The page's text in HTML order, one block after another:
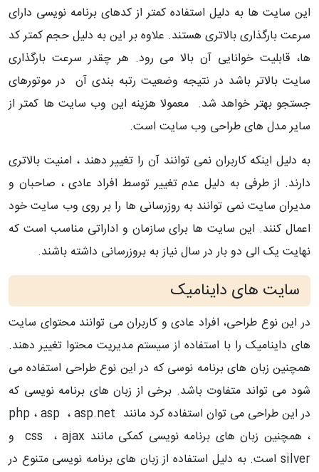
این سایت ها به دلیل استفاده کمتر از کدهای برنامه نویسی دارای
سرعت بارگذاری بالاتری هستند. علاوه بر این به دلیل حجم کمتر کد
ها، قابلیت خوانایی آن بالا می رود. هر چقدر سرعت بارگذاری
سایت بالاتر باشد در نتیجه وضعیت رتبه بندی آن در موتورهای
جستجو بهتر خواهد شد. معمولا هزینه این وب سایت ها کمتر از
سایر مدل های طراحی وب سایت است.
به دلیل اینکه کاربران نمی توانند آن را تغییر دهند ، امنیت بالاتری
دارند. از طرفی به دلیل عدم تغییر توسط افراد عادی ، صاحبان و
مدیران سایت نمی توانند به روزرسانی ها را بر روی وب سایت خود
اعمال کنند. این سایت ها برای سازمان و اداراتی مناسب است که
نهایت یک الی دو بار در سال نیاز به بروزرسانی داشته باشند.
سایت های داینامیک
در این نوع طراحی، افراد عادی و کاربران می توانند محتوای سایت
های داینامیک را با استفاده از سیستم مدیریت محتوا تغییر دهند.
همچنین زبان های برنامه نوسی که در این نوع طراحی استفاده می
شود می تواند متفاوت باشد. برخی از زبان های برنامه نویسی که
در این طراحی می توان استفاده کرد مانند php ، asp ، asp.net
، همچنین زبان های برنامه نویسی کمکی مانند css ، ajax و
silver است. به دلیل استفاده از زبان های برنامه نویسی متنوع در